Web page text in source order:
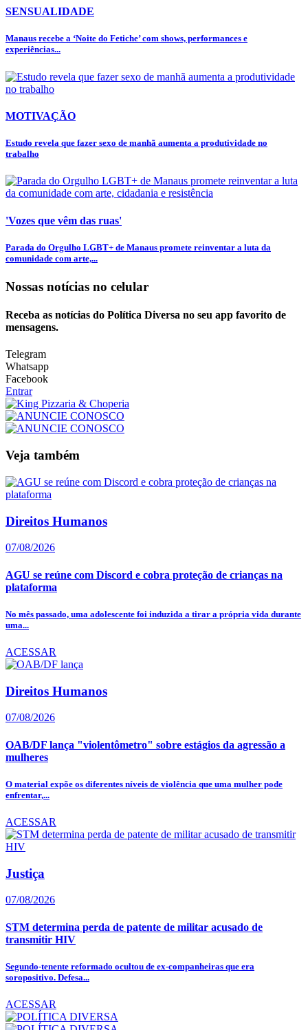
SENSUALIDADE
Manaus recebe a ‘Noite do Fetiche’ com shows, performances e
experiências...
MOTIVAÇÃO
Estudo revela que fazer sexo de manhã aumenta a produtividade no
trabalho
'Vozes que vêm das ruas'
Parada do Orgulho LGBT+ de Manaus promete reinventar a luta da
comunidade com arte,...
Nossas notícias no celular
Receba as notícias do Política Diversa no seu app favorito de
mensagens.
Telegram
Whatsapp
Facebook
Entrar
Veja também
Direitos Humanos
07/08/2026
AGU se reúne com Discord e cobra proteção de crianças na
plataforma
No mês passado, uma adolescente foi induzida a tirar a própria vida durante
uma...
ACESSAR
Direitos Humanos
07/08/2026
OAB/DF lança "violentômetro" sobre estágios da agressão a
mulheres
O material expõe os diferentes níveis de violência que uma mulher pode
enfrentar,...
ACESSAR
Justiça
07/08/2026
STM determina perda de patente de militar acusado de
transmitir HIV
Segundo-tenente reformado ocultou de ex-companheiras que era
soropositivo. Defesa...
ACESSAR